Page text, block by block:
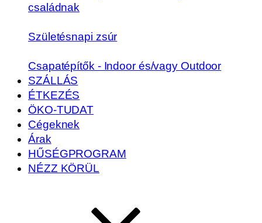
családnak
Születésnapi zsúr
Csapatépítők - Indoor és/vagy Outdoor
SZÁLLÁS
ÉTKEZÉS
ÖKO-TUDAT
Cégeknek
Árak
HŰSÉGPROGRAM
NÉZZ KÖRÜL